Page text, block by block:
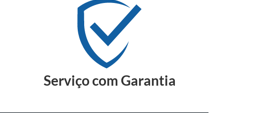
Serviço com Garantia